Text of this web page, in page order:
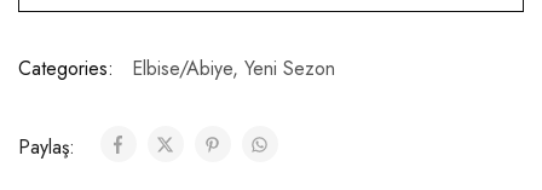
Categories: Elbise/Abiye, Yeni Sezon
Paylaş: